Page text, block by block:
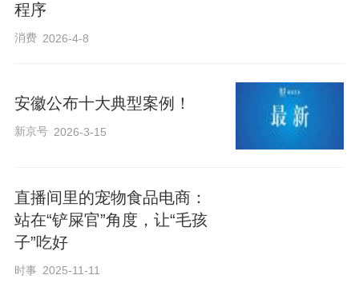
程序
消费 2026-4-8
安徽公布十大典型案例！
新京号 2026-3-15
直播间里的宠物食品电商：
站在“铲屎官”角度，让“毛孩
子”吃好
时事 2025-11-11